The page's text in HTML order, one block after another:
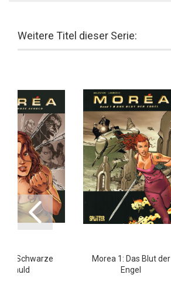
Weitere Titel dieser Serie:
9: Schwarze
Schuld
Morea 1: Das Blut der
Engel